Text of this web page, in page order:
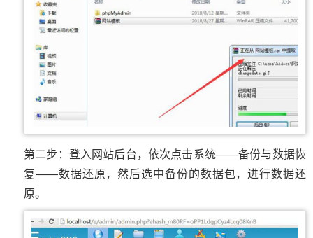
第二步：登入网站后台，依次点击系统——备份与数据恢
复——数据还原，然后选中备份的数据包，进行数据还
原。